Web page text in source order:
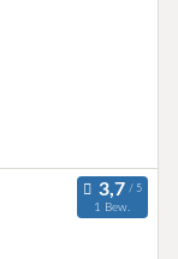
1 Bew.